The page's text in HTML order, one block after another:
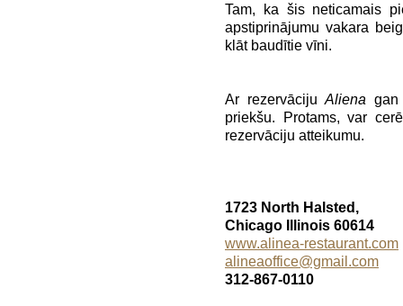
Tam, ka šis neticamais
apstiprinājumu vakara
klāt baudītie vīni.
Ar rezervāciju Aliena gan
priekšu. Protams, var
rezervāciju atteikumu.
1723 North Halsted,
Chicago Illinois 60614
www.alinea-restaurant.com
alineaoffice@gmail.com
312-867-0110